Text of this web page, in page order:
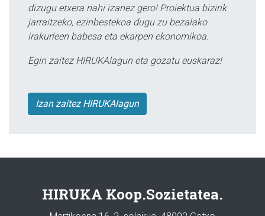
dizugu etxera nahi izanez gero! Proiektua bizirik
jarraitzeko, ezinbestekoa dugu zu bezalako
irakurleen babesa eta ekarpen ekonomikoa.
Egin zaitez HIRUKAlagun eta gozatu euskaraz!
Izan zaitez HIRUKAlagun
HIRUKA Koop.Sozietatea.